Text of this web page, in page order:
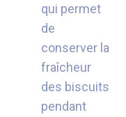
qui permet
de
conserver la
fraîcheur
des biscuits
pendant